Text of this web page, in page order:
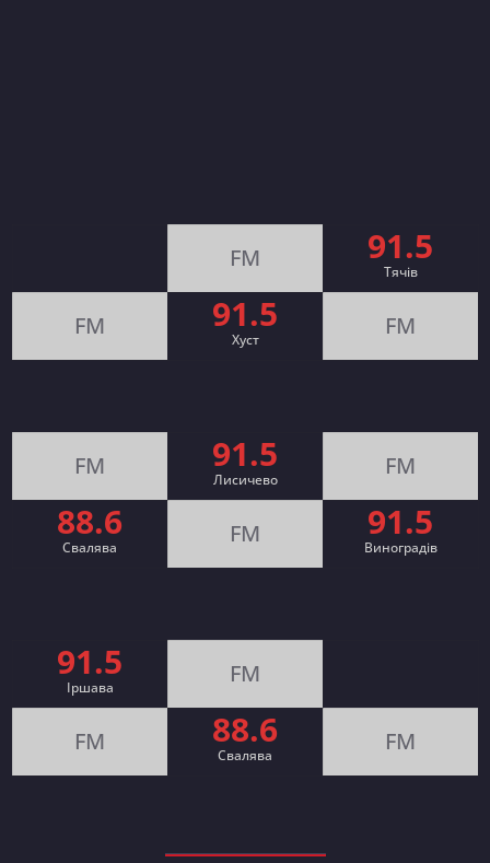
FM 91.5
Тячів
FM 91.5
Хуст FM
FM 91.5
Лисичево FM
88.6
Свалява FM 91.5
Виноградів
91.5
Іршава FM
FM 88.6
Cвалява FM